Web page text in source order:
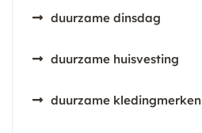
duurzame dinsdag
duurzame huisvesting
duurzame kledingmerken